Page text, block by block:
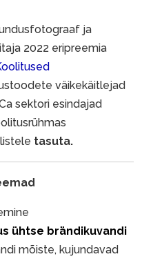
ja
2022 eripreemia
väikekäitlejad
sektori esindajad
tasuta.
ühtse brändikuvandi
mõiste, kujundavad